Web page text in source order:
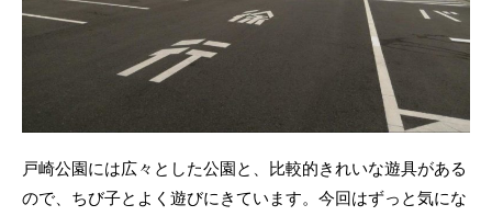
戸崎公園には広々とした公園と、比較的きれいな遊具がある
ので、ちび子とよく遊びにきています。今回はずっと気にな